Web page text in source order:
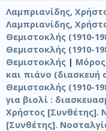
Λαμπριανίδης,
Λαμπριανίδης,
Θεμιστοκλής (1910-
Θεμιστοκλής (1910-
Θεμιστοκλής |
και πιάνο (διασκευή
Θεμιστοκλής (1910-
για βιολί :
Χρήστος [Συνθέτης].
[Συνθέτης].